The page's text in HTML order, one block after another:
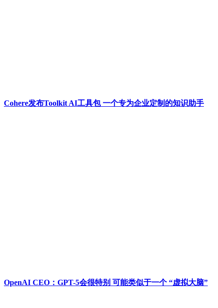
Cohere发布Toolkit AI工具包 一个专为企业定制的知识助手
OpenAI CEO：GPT-5会很特别 可能类似于一个 “虚拟大脑”